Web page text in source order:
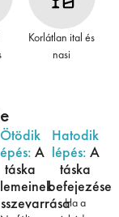
Korlátlan ital és
nasi
Ötödik
A
táska
Hatodik
lépés: A
táska
befejezése
Ha a